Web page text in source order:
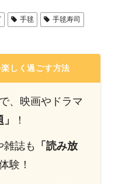
手毬
手毬寿司
しく過ごす方法
、映画やドラマ
！
雑誌も
「読み放
験！